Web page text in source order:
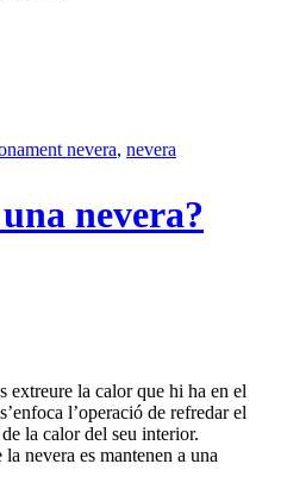
nevera, nevera
nevera?
la calor que hi ha en el
l’operació de refredar el
la calor del seu interior.
nevera es mantenen a una